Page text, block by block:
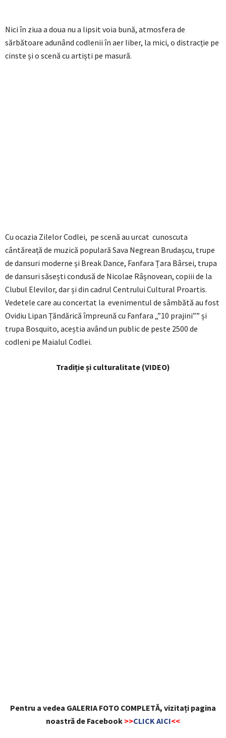
Nici în ziua a doua nu a lipsit voia bună, atmosfera de
sărbătoare adunând codlenii în aer liber, la mici, o distracție pe
cinste și o scenă cu artiști pe masură.
Cu ocazia Zilelor Codlei, pe scenă au urcat cunoscuta
cântăreață de muzică populară Sava Negrean Brudașcu, trupe
de dansuri moderne și Break Dance, Fanfara Țara Bârsei, trupa
de dansuri săsești condusă de Nicolae Râșnovean, copiii de la
Clubul Elevilor, dar și din cadrul Centrului Cultural Proartis.
Vedetele care au concertat la evenimentul de sâmbătă au fost
Ovidiu Lipan Țăndărică împreună cu Fanfara „”10 prajini”” și
trupa Bosquito, aceștia având un public de peste 2500 de
codleni pe Maialul Codlei.
Tradiție și culturalitate (VIDEO)
Pentru a vedea GALERIA FOTO COMPLETĂ, vizitați pagina
noastră de Facebook >>CLICK AICI<<